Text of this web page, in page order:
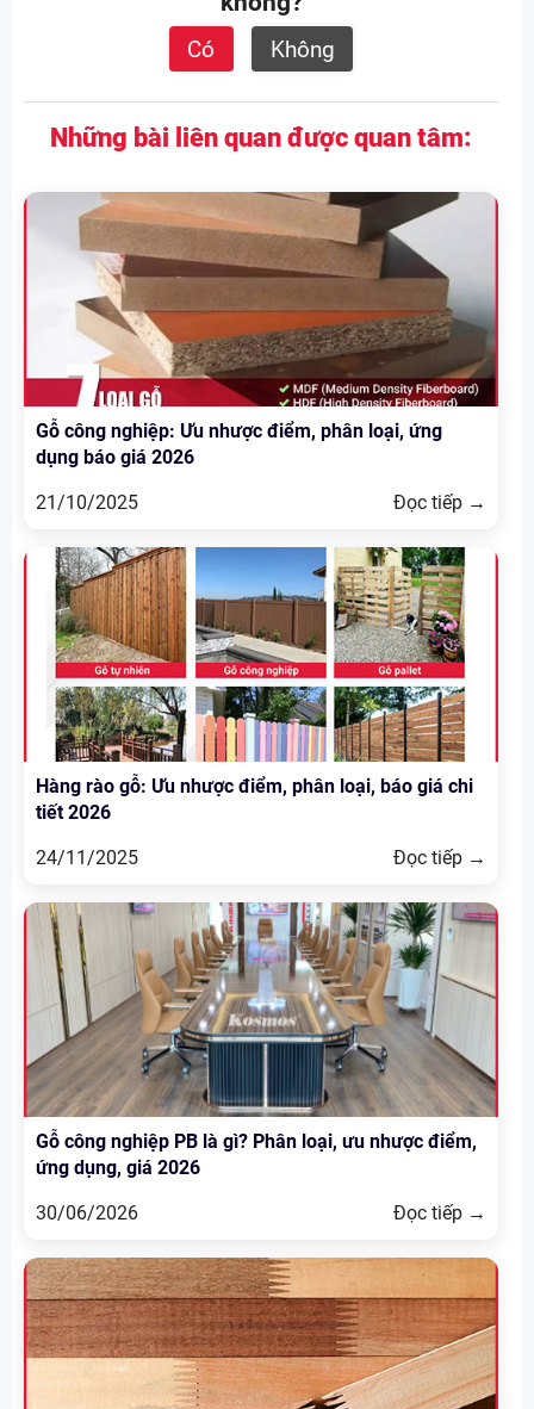
Có Không
Những bài liên quan được quan tâm:
Gỗ công nghiệp: Ưu nhược điểm, phân loại, ứng
dụng báo giá 2026
21/10/2025
Đọc tiếp →
Hàng rào gỗ: Ưu nhược điểm, phân loại, báo giá chi
tiết 2026
24/11/2025
Đọc tiếp →
Gỗ công nghiệp PB là gì? Phân loại, ưu nhược điểm,
ứng dụng, giá 2026
30/06/2026
Đọc tiếp →